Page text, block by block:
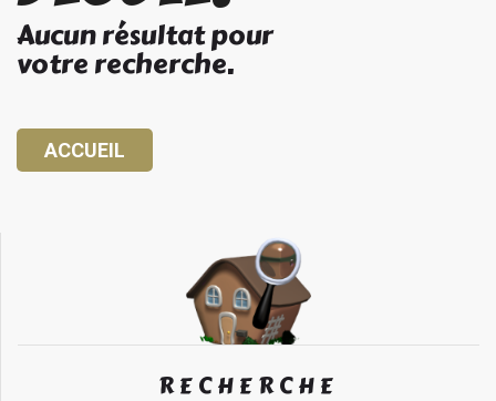
Aucun résultat pour
votre recherche.
ACCUEIL
RECHERCHE